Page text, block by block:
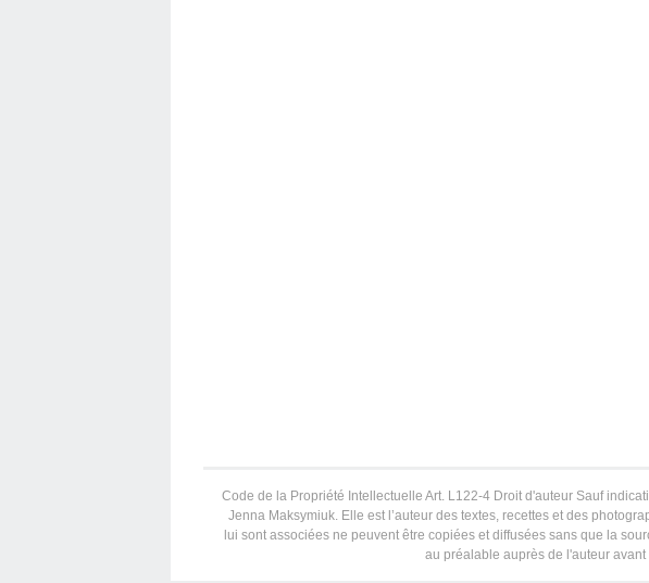
Code de la Propriété Intellectuelle Art. L122-4 Droit d'auteur Sauf
Jenna Maksymiuk. Elle est l’auteur des textes, recettes et des
lui sont associées ne peuvent être copiées et diffusées sans que la
au préalable auprès de l'auteur